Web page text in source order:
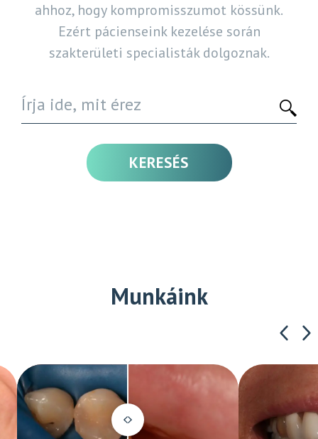
ahhoz, hogy kompromisszumot kössünk.
Ezért pácienseink kezelése során
szakterületi specialisták dolgoznak.
KERESÉS
Munkáink